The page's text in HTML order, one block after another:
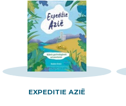
EXPEDITIE AZIË